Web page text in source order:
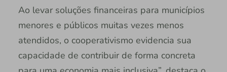
Ao levar soluções financeiras para municípios
menores e públicos muitas vezes menos
atendidos, o cooperativismo evidencia sua
capacidade de contribuir de forma concreta